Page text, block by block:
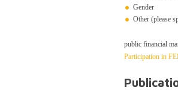
Gender
Other (please
public financial
Participation in